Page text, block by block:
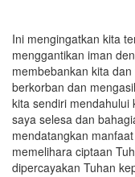
Ini mengingatkan kita
menggantikan iman
membebankan kita
berkorban dan
kita sendiri mendahului
saya selesa dan
mendatangkan
memelihara ciptaan
dipercayakan Tuhan